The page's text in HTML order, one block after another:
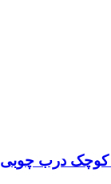
کوچک درب چوبی